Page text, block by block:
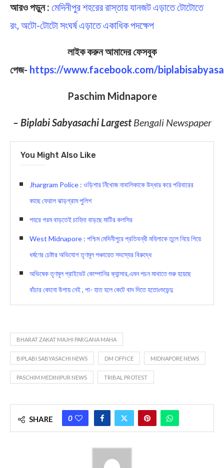
আরও পড়ুন : মেদিনীপুর শহরের রাস্তায় যানজট এড়াতে টোটোতে
রং, অটো-টোটো সংঘর্ষ এড়াতে একাধিক পদক্ষেপ
লাইক করুন আমাদের ফেসবুক
পেজ- https://www.facebook.com/
Paschim Midnapore
– Biplabi Sabyasachi LargestBengali Newspaper
You Might Also Like
Jhargram Police : ওড়িশার নিঁখোজ নাবালিকাকে উদ্ধার করে পরিবারের
কাছে ফেরাল ঝাড়গ্র‍াম পুলিশ
শহরে গরম বাড়তেই চাহিদা বাড়ছে মাটির কলসির
West Midnapore : পশ্চিম মেদিনীপুরে প্রতিবন্ধী মহিলাকে তুলে নিয়ে গিয়ে
ধর্ষণের চেষ্টার অভিযোগ তৃণমূল পঞ্চায়েত সদস্যের বিরুদ্ধে
অভিষেক তৃণমূল প্রাইভেট কোম্পানির ক্যান্সার,এমন পচন মাথাতে শুরু হয়েছে
বাঁচার কোনো উপায় নেই , পা- হাত হলে কেটে বাদ দিতে হতোঃশুভেন্দু
BHARAT ZAKAT MAJHI PARGANA MAHA
BIPLABI SABYASACHI NEWS DM OFFICE MIDNAPORE NEWS
PASCHIM MEDINIPUR NEWS TRIBAL PROTEST
SHARE 0